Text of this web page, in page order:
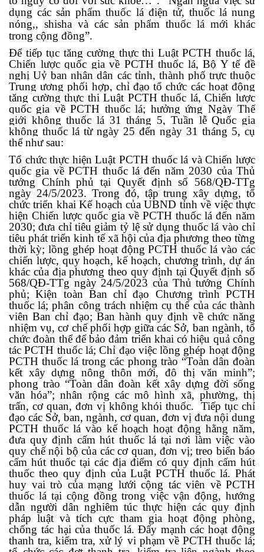
dụng các sản phẩm thuốc lá điện tử, thuốc lá nung
nóng,, shisha và các sản phẩm thuốc lá mới khác
trong cộng đồng”.
Để tiếp tục tăng cường thực thi Luật PCTH thuốc lá,
Chiến lược quốc gia về PCTH thuốc lá, Bộ Y tế đề
nghị Uỷ ban nhân dân các tỉnh, thành phố trực thuộc
Trung ương phối hợp, chỉ đạo tổ chức các hoạt động
tăng cường thực thi Luật PCTH thuốc lá, Chiến lược
quốc gia về PCTH thuốc lá; hưởng ứng Ngày Thế
giới không thuốc lá 31 tháng 5, Tuần lễ Quốc gia
không thuốc lá từ ngày 25 đến ngày 31 tháng 5, cụ
thể như sau:
Tổ chức thực hiện Luật PCTH thuốc lá và Chiến lược
quốc gia về PCTH thuốc lá đến năm 2030 của Thủ
tướng Chính phủ tại Quyết định số 568/QĐ-TTg
ngày 24/5/2023. Trong đó, tập trung xây dựng, tổ
chức triển khai Kế hoạch của UBND tỉnh về việc thực
hiện Chiến lược quốc gia về PCTH thuốc lá đến năm
2030; đưa chỉ tiêu giảm tỷ lệ sử dụng thuốc lá vào chỉ
tiêu phát triển kinh tế xã hội của địa phương theo từng
thời kỳ; lồng ghép hoạt động PCTH thuốc lá vào các
chiến lược, quy hoạch, kế hoạch, chương trình, dự án
khác của địa phương theo quy định tại Quyết định số
568/QĐ-TTg ngày 24/5/2023 của Thủ tướng Chính
phủ; Kiện toàn Ban chỉ đạo Chương trình PCTH
thuốc lá; phân công trách nhiệm cụ thể của các thành
viên Ban chỉ đạo; Ban hành quy định về chức năng
nhiệm vụ, cơ chế phối hợp giữa các Sở, ban ngành, tổ
chức đoàn thể để bảo đảm triển khai có hiệu quả công
tác PCTH thuốc lá; Chỉ đạo việc lồng ghép hoạt động
PCTH thuốc lá trong các phong trào “Toàn dân đoàn
kết xây dựng nông thôn mới, đô thị văn minh”;
phong trào “Toàn dân đoàn kết xây dựng đời sống
văn hóa”; nhân rộng các mô hình xã, phường, thị
trấn, cơ quan, đơn vị không khói thuốc.
Tiếp tục chỉ
đạo các Sở, ban, ngành, cơ quan, đơn vị đưa nội dung
PCTH thuốc lá vào kế hoạch hoạt động hằng năm,
đưa quy định cấm hút thuốc lá tại nơi làm việc vào
quy chế nội bộ của các cơ quan, đơn vị; treo biển báo
cấm hút thuốc tại các địa điểm có quy định cấm hút
thuốc theo quy định của Luật PCTH thuốc lá. Phát
huy vai trò của mạng lưới cộng tác viên về PCTH
thuốc lá tại cộng đồng trong việc vận động, hướng
dẫn người dân nghiêm túc thực hiện các quy định
pháp luật và tích cực tham gia hoạt động phòng,
chống tác hại của thuốc lá. Đẩy mạnh các hoạt động
thanh tra, kiểm tra, xử lý vi phạm về PCTH thuốc lá;